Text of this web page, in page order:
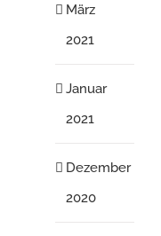
März
2021
Januar
2021
Dezember
2020